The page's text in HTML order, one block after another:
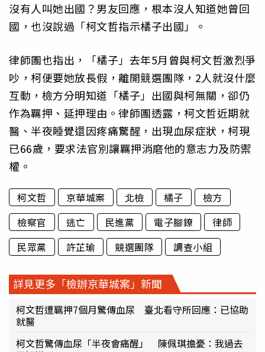
沒有人叫她出國？男友回應，根本沒人知道她曾回
國，也沒說過「柯文哲指示橘子出國」。
律師團也指出，「橘子」去年5月曾與柯文哲激烈爭
吵，柯便要她放長假，離開競選團隊，2人就沒什麼
互動，檢方分明知道「橘子」出國與柯無關，卻仍
作為羈押、延押理由。律師團透露，柯文哲近期就
醫、半夜睡覺還因疼痛驚醒，出現血尿症狀，柯現
已66歲，要求法官別讓羈押消磨他的意志力及防禦
權。
柯文哲 京華城案 北檢 橘子
檢方
檢察官
逃亡 民進黨 電子腳鐐
律師
民眾黨
許芷瑜 競選團隊 調查小組
詳見更多「檢辦京華城案」新聞
柯文哲遭羈押7個月驚傳血尿 臺北看守所回應：已協助
就醫
柯文哲驚傳血尿「半夜會痛醒」 陳佩琪擔憂：我過去